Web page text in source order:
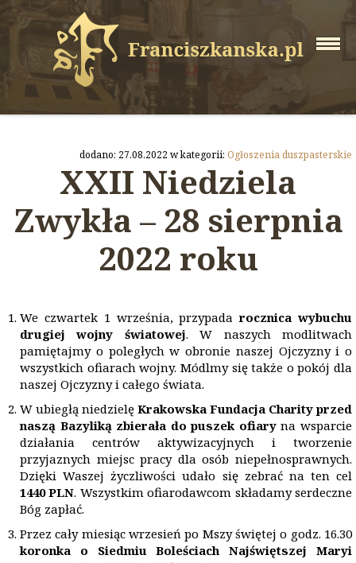
dodano: 27.08.2022 w kategorii: Ogłoszenia duszpasterskie
XXII Niedziela
Zwykła – 28 sierpnia
2022 roku
We czwartek 1 września, przypadarocznica wybuchu
drugiej wojny światowej. W naszych modlitwach
pamiętajmy o poległych w obronie naszej Ojczyzny i o
wszystkich ofiarach wojny. Módlmy się także o pokój dla
naszej Ojczyzny i całego świata.
W ubiegłą niedzielę Krakowska Fundacja Charity przed
naszą Bazyliką zbierała do puszek ofiaryna wsparcie
działania centrów aktywizacyjnych i tworzenie
przyjaznych miejsc pracy dla osób niepełnosprawnych.
Dzięki Waszej życzliwości udało się zebrać na ten cel
1440 PLN. Wszystkim ofiarodawcom składamy serdeczne
Bóg zapłać.
Przez cały miesiąc wrzesień po Mszy świętej o godz. 16.30
koronka o Siedmiu Boleściach Najświętszej Maryi